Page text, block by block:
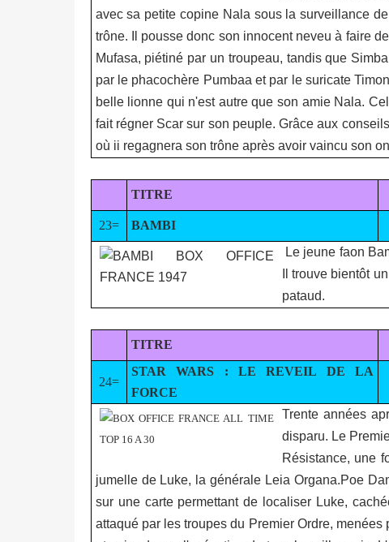
avec sa petite copine Nala sous la surveillance
trône. Il pousse donc son innocent neveu à faire
Mufasa, piétiné par un troupeau, tandis que
par le phacochère Pumbaa et par le suricate
belle lionne qui n'est autre que son amie Nala.
fait régner Scar sur son peuple. Grâce aux
où ii regagnera son trône après avoir vaincu son
TITRE
23= BAMBI
Le jeune faon
Il trouve bientôt
pataud.
TITRE
24=
STAR WARS : LE REVEIL DE LA
FORCE
Trente années
disparu. Le
Résistance, une
jumelle de Luke, la générale Leia Organa.Poe
sur une carte permettant de localiser Luke,
attaqué par les troupes du Premier Ordre,